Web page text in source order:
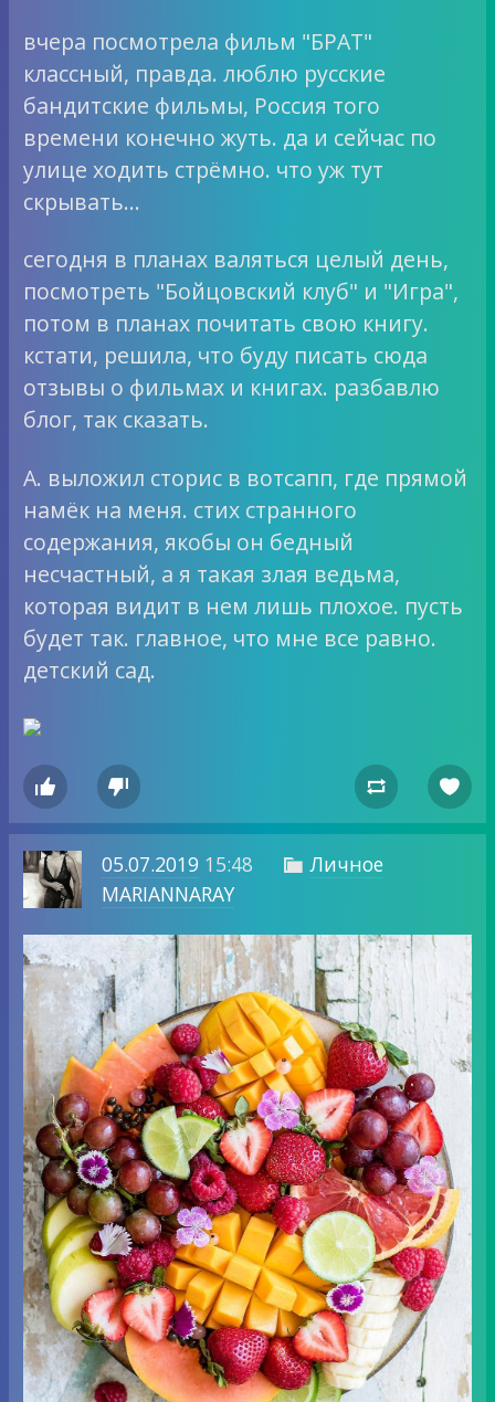
вчера посмотрела фильм "БРАТ"
классный, правда. люблю русские
бандитские фильмы, Россия того
времени конечно жуть. да и сейчас по
улице ходить стрёмно. что уж тут
скрывать…
сегодня в планах валяться целый день,
посмотреть "Бойцовский клуб" и "Игра",
потом в планах почитать свою книгу.
кстати, решила, что буду писать сюда
отзывы о фильмах и книгах. разбавлю
блог, так сказать.
А. выложил сторис в вотсапп, где прямой
намёк на меня. стих странного
содержания, якобы он бедный
несчастный, а я такая злая ведьма,
которая видит в нем лишь плохое. пусть
будет так. главное, что мне все равно.
детский сад.
   
05.07.201915:48  Личное
MARIANNARAY